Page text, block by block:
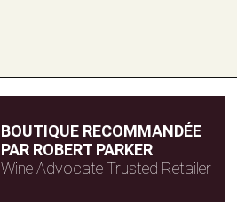
BOUTIQUE RECOMMANDÉE
PAR ROBERT PARKER
Wine Advocate Trusted Retailer